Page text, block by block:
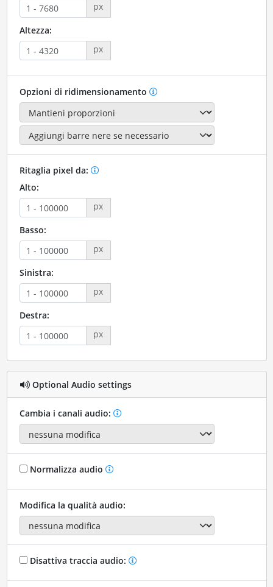
px
Altezza:
px
Opzioni di ridimensionamento
Ritaglia pixel da:
Alto:
px
Basso:
px
Sinistra:
px
Destra:
px
Optional Audio settings
Cambia i canali audio:
Normalizza audio
Modifica la qualità audio:
Disattiva traccia audio: